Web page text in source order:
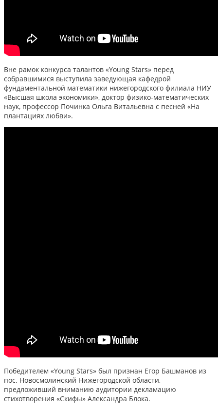
Вне рамок конкурса талантов «Young Stars» перед
собравшимися выступила заведующая кафедрой
фундаментальной математики нижегородского филиала НИУ
«Высшая школа экономики», доктор физико-математических
наук, профессор Починка Ольга Витальевна с песней «На
плантациях любви».
Победителем «Young Stars» был признан Егор Башманов из
пос. Новосмолинский Нижегородской области,
предложивший вниманию аудитории декламацию
стихотворения «Скифы» Александра Блока.